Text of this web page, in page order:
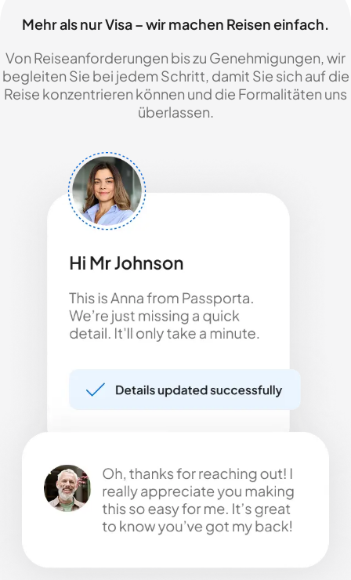
Mehr als nur Visa – wir machen Reisen einfach.
Von Reiseanforderungen bis zu Genehmigungen, wir
begleiten Sie bei jedem Schritt, damit Sie sich auf die
Reise konzentrieren können und die Formalitäten uns
überlassen.